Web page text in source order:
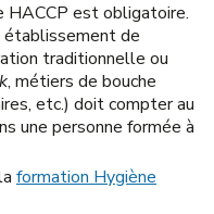
HACCP est obligatoire.
de
traditionnelle ou
, métiers de bouche
etc.) doit compter au
une personne formée à
formation Hygiène